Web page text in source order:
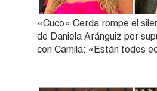
«Cuco» Cerda rompe el
de Daniela Aránguiz por
con Camila: «Están todos